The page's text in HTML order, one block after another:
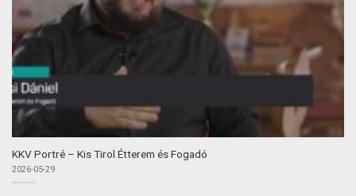
KKV Portré – Kis Tirol Étterem és Fogadó
2026-05-29